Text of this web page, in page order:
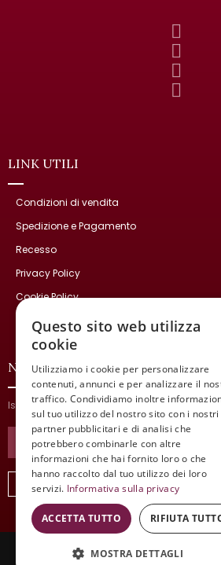
LINK UTILI
Condizioni di vendita
Spedizione e Pagamento
Recesso
Privacy Policy
Cookie Policy
Contatti
NEWSLETTER
Iscriviti per ricevere informazioni sulle
ISCRIVITI
Wine Meeting ER
Questo sito web utilizza
cookie
Utilizziamo i cookie per personalizzare
contenuti, annunci e per analizzare il
traffico. Condividiamo inoltre
sul tuo utilizzo del nostro sito con i nostri
partner pubblicitari e di analisi che
potrebbero combinarle con altre
informazioni che hai fornito loro o che
hanno raccolto dal tuo utilizzo dei loro
servizi. Informativa sulla privacy
ACCETTA TUTTO RIFIUTA
MOSTRA DETTAGLI